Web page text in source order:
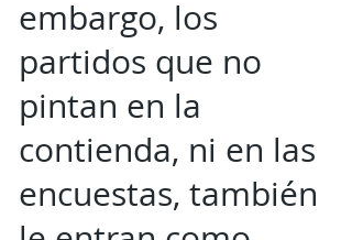
embargo, los
partidos que no
pintan en la
contienda, ni en las
encuestas, también